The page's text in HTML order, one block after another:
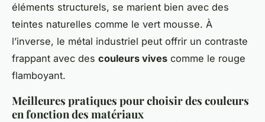
éléments structurels, se marient bien avec des
teintes naturelles comme le vert mousse. À
l’inverse, le métal industriel peut offrir un contraste
frappant avec des couleurs vives comme le rouge
flamboyant.
Meilleures pratiques pour choisir des couleurs
en fonction des matériaux